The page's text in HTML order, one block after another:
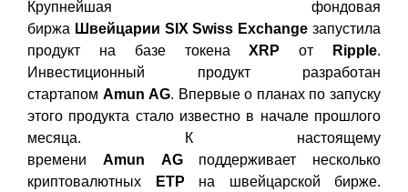
Крупнейшая фондовая
биржа Швейцарии SIX Swiss Exchange запустила
продукт на базе токенаXRP от Ripple.
Инвестиционный продукт разработан
стартапом Amun AG. Впервые о планах по запуску
этого продукта стало известно в начале прошлого
месяца. К настоящему
времени Amun AGподдерживает несколько
криптовалютных
ETP на швейцарской бирже.